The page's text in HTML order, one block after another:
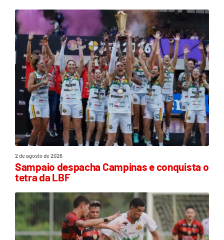
2 de agosto de 2026
Sampaio despacha Campinas e conquista o
tetra da LBF